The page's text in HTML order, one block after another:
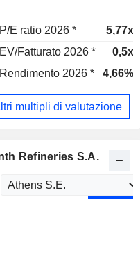
P/E ratio 2026 *
5,77x
EV/Fatturato 2026 *
0,5x
Rendimento 2026 * 4,66%
multipli di valutazione
Refineries S.A.